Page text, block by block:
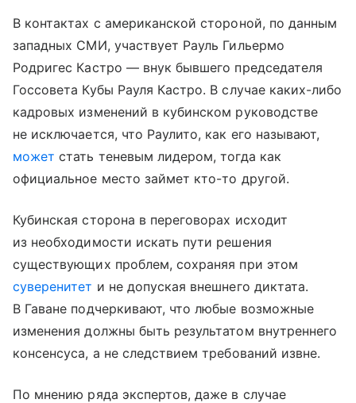
В контактах с американской стороной, по данным
западных СМИ, участвует Рауль Гильермо
Родригес Кастро — внук бывшего председателя
Госсовета Кубы Рауля Кастро. В случае каких-либо
кадровых изменений в кубинском руководстве
не исключается, что Раулито, как его называют,
может стать теневым лидером, тогда как
официальное место займет кто-то другой.
Кубинская сторона в переговорах исходит
из необходимости искать пути решения
существующих проблем, сохраняя при этом
суверенитет и не допуская внешнего диктата.
В Гаване подчеркивают, что любые возможные
изменения должны быть результатом внутреннего
консенсуса, а не следствием требований извне.
По мнению ряда экспертов, даже в случае